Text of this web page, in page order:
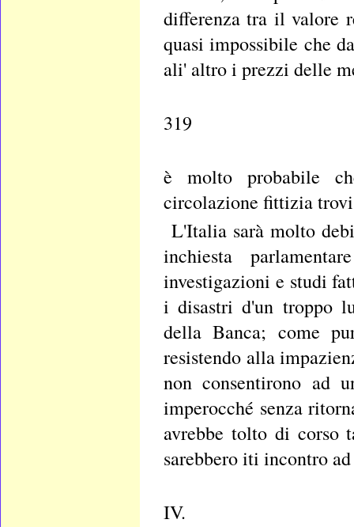
differenza tra il valore
quasi impossibile che
ali' altro i prezzi delle
319
è molto probabile
circolazione fittizia
L'Italia sarà molto
inchiesta
investigazioni e studi
i disastri d'un troppo
della Banca; come
resistendo alla
non consentirono ad
imperocché senza
avrebbe tolto di
sarebbero iti incontro
IV.